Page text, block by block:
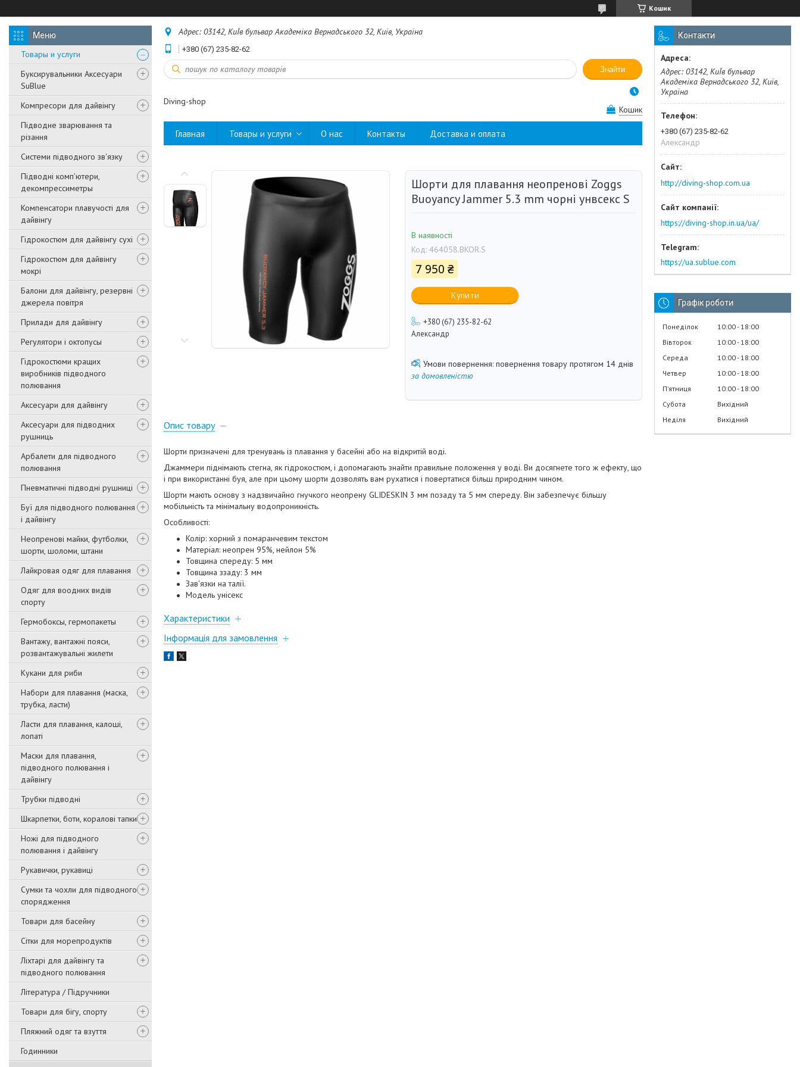
Кошик
Товары и услуги
Буксирувальники Аксесуари
SuBlue
Компресори для дайвінгу
Підводне зварювання та
різання
Системи підводного зв'язку
Підводні комп'ютери,
декомпрессиметры
Компенсатори плавучості для
дайвінгу
Гідрокостюм для дайвінгу сухі
Гідрокостюм для дайвінгу
мокрі
Балони для дайвінгу, резервні
джерела повітря
Прилади для дайвінгу
Регулятори і октопусы
Гідрокостюми кращих
виробників підводного
полювання
Аксесуари для дайвінгу
Аксесуари для підводних
рушниць
Арбалети для підводного
полювання
Пневматичні підводні рушниці
Буї для підводного полювання
і дайвінгу
Неопренові майки, футболки,
шорти, шоломи, штани
Лайкровая одяг для плавання
Одяг для воодних видів
спорту
Гермобоксы, гермопакеты
Вантажу, вантажні пояси,
розвантажувальні жилети
Кукани для риби
Набори для плавання (маска,
трубка, ласти)
Ласти для плавання, калоші,
лопаті
Маски для плавання,
підводного полювання і
дайвінгу
Трубки підводні
Шкарпетки, боти, коралові тапки
Ножі для підводного
полювання і дайвінгу
Рукавички, рукавиці
Сумки та чохли для підводного
спорядження
Товари для басейну
Сітки для морепродуктів
Ліхтарі для дайвінгу та
підводного полювання
Література / Підручники
Товари для бігу, спорту
Пляжний одяг та взуття
Годинники
Адрес: 03142, КиЇв бульвар Академіка Вернадського 32, Київ, Україна
+380 (67) 235-82-62
Знайти
Diving-shop
Кошик
Главная Товары и услуги О нас Контакты Доставка и оплата
Шорти для плавання неопренові Zoggs
Buoyancy Jammer 5.3 mm чорні унвсекс S
В наявності
Код: 464058.BKOR.S
7 950 ₴
Купити
+380 (67) 235-82-62
Александр
повернення товару протягом 14 днів
за домовленістю
Опис товару
Шорти призначені для тренувань із плавання у басейні або на відкритій воді.
Джаммери піднімають стегна, як гідрокостюм, і допомагають знайти правильне положення у воді. Ви досягнете того ж ефекту, що
і при використанні буя, але при цьому шорти дозволять вам рухатися і повертатися більш природним чином.
Шорти мають основу з надзвичайно гнучкого неопрену GLIDESKIN 3 мм позаду та 5 мм спереду. Він забезпечує більшу
мобільність та мінімальну водопроникність.
Особливості:
Колір: xорний з помаранчевим текстом
Матеріал: неопрен 95%, нейлон 5%
Товщина спереду: 5 мм
Товщина ззаду: 3 мм
Зав'язки на талії.
Модель унісекс
Характеристики
Інформація для замовлення
Контакти
Адрес: 03142, КиЇв бульвар
Академіка Вернадського 32, Київ,
Україна
+380 (67) 235-82-62
Александр
http://diving-shop.com.ua
https://diving-shop.in.ua/ua/
https://ua.sublue.com
Графік роботи
Понеділок 10:00 18:00
Вівторок
10:00 18:00
Середа
10:00 18:00
Четвер
10:00 18:00
Пʼятниця
10:00 18:00
Субота
Вихідний
Неділя
Вихідний